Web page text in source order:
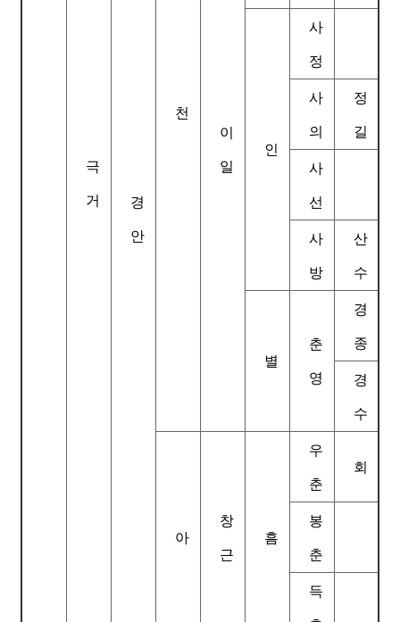
극
거 경
안
천
이
일
인
사
정
사
의
정
길
사
선
사
방
산
수
별
춘
영
경
종
경
수
아
창
근
흠
우
춘
회
봉
춘
득